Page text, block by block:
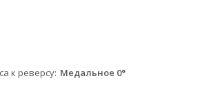
к реверсу Медальное 0°